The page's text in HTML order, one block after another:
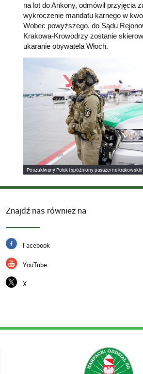
na lot do Ankony, odmówił przyjęcia
wykroczenie mandatu karnego w
Wobec powyższego, do Sądu
Krakowa-Krowodrzy zostanie
ukaranie obywatela Włoch.
Poszukiwany Polak i spóźniony pasażer na
Znajdź nas również na
Facebook
YouTube
X